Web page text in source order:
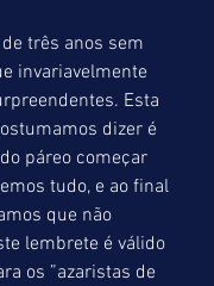
três anos sem
invariavelmente
Esta
dizer é
páreo começar
tudo, e ao final
que não
lembrete é válido
os ”azaristas de